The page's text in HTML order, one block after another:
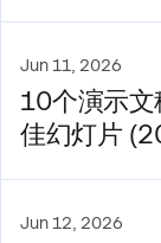
Jun 11, 2026
10个演示文
佳幻灯片
Jun 12, 2026